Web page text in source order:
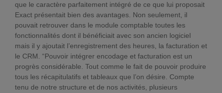
que le caractère parfaitement intégré de ce que lui proposait
Exact présentait bien des avantages. Non seulement, il
pouvait retrouver dans le module comptable toutes les
fonctionnalités dont il bénéficiait avec son ancien logiciel
mais il y ajoutait l’enregistrement des heures, la facturation et
le CRM. “Pouvoir intégrer encodage et facturation est un
progrès considérable. Tout comme le fait de pouvoir produire
tous les récapitulatifs et tableaux que l’on désire. Compte
tenu de notre structure et de nos activités, plusieurs